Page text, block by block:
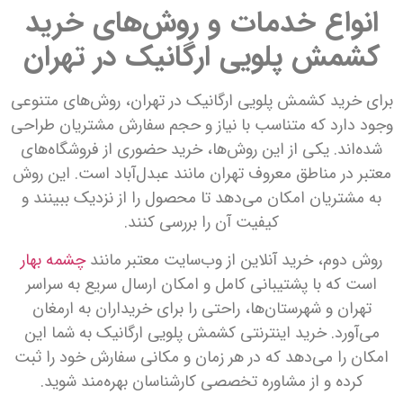
انواع خدمات و روش‌های خرید
کشمش پلویی ارگانیک در تهران
برای خرید کشمش پلویی ارگانیک در تهران، روش‌های متنوعی
وجود دارد که متناسب با نیاز و حجم سفارش مشتریان طراحی
شده‌اند. یکی از این روش‌ها، خرید حضوری از فروشگاه‌های
معتبر در مناطق معروف تهران مانند عبدل‌آباد است. این روش
به مشتریان امکان می‌دهد تا محصول را از نزدیک ببینند و
کیفیت آن را بررسی کنند.
روش دوم، خرید آنلاین از وب‌سایت معتبر مانندچشمه بهار
است که با پشتیبانی کامل و امکان ارسال سریع به سراسر
تهران و شهرستان‌ها، راحتی را برای خریداران به ارمغان
می‌آورد. خرید اینترنتی کشمش پلویی ارگانیک به شما این
امکان را می‌دهد که در هر زمان و مکانی سفارش خود را ثبت
کرده و از مشاوره تخصصی کارشناسان بهره‌مند شوید.